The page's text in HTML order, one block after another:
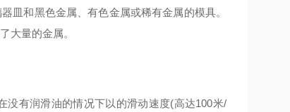
和黑色金属、有色金属或稀有金属的模具。
大量的金属。
有润滑油的情况下以的滑动速度(高达100米/